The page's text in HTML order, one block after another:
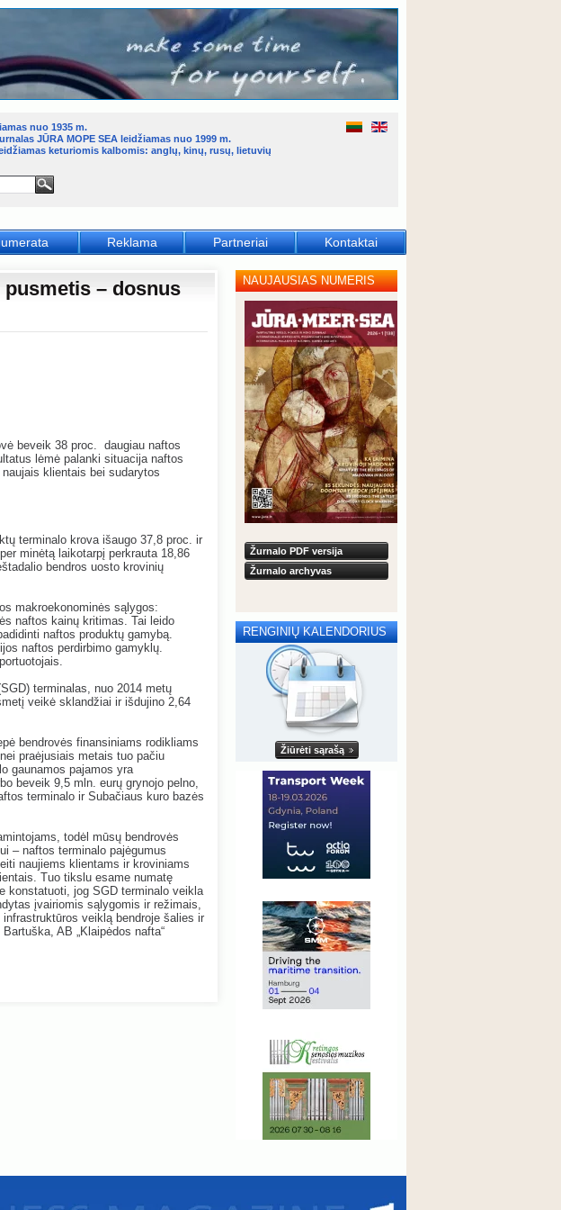
– dosnus
beveik 38 proc. daugiau naftos
lėmė palanki situacija naftos
klientais bei sudarytos
terminalo krova išaugo 37,8 proc. ir
minėtą laikotarpį perkrauta 18,86
bendros uosto krovinių
makroekonominės sąlygos:
naftos kainų kritimas. Tai leido
naftos produktų gamybą.
naftos perdirbimo gamyklų.
terminalas, nuo 2014 metų
veikė sklandžiai ir išdujino 2,64
bendrovės finansiniams rodikliams
praėjusiais metais tuo pačiu
gaunamos pajamos yra
beveik 9,5 mln. eurų grynojo pelno,
terminalo ir Subačiaus kuro bazės
todėl mūsų bendrovės
– naftos terminalo pajėgumus
naujiems klientams ir kroviniams
Tuo tikslu esame numatę
konstatuoti, jog SGD terminalo veikla
įvairiomis sąlygomis ir režimais,
veiklą bendroje šalies ir
AB „Klaipėdos nafta“
NAUJAUSIAS NUMERIS
Žurnalo PDF versija
Žurnalo archyvas
RENGINIŲ KALENDORIUS
Žiūrėti sąrašą
Reklama Partneriai Kontaktai
nuo 1935 m.
JŪRA MOPE SEA leidžiamas nuo 1999 m.
keturiomis kalbomis: anglų, kinų, rusų, lietuvių